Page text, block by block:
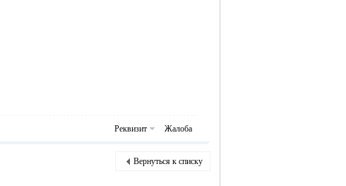
Реквизит Жалоба
Вернуться к списку